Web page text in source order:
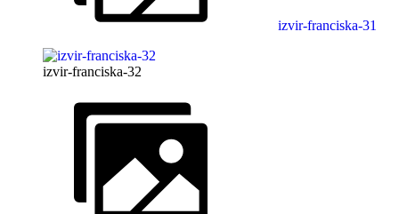
izvir-franciska-31
izvir-franciska-32